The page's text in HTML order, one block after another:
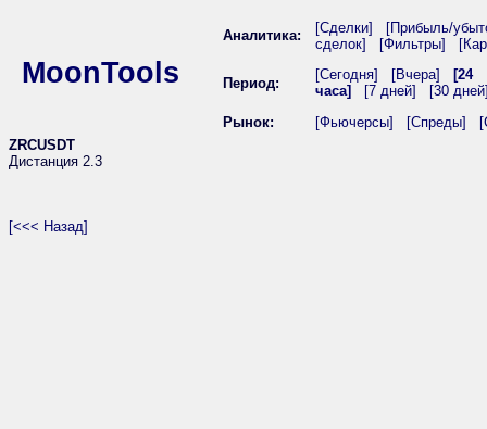
MoonTools
Аналитика: [Сделки]
[Прибыль/
сделок]
[Фильтры]
Период:
[Сегодня] [Вчера]
[24
часа]
[7 дней]
[30
Рынок:
[Фьючерсы] [Спреды]
ZRCUSDT
Дистанция 2.3
[<<< Назад]